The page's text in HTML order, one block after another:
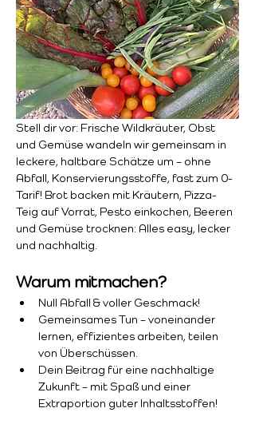
Stell dir vor: Frische Wildkräuter, Obst
und Gemüse wandeln wir gemeinsam in
leckere, haltbare Schätze um – ohne
Abfall, Konservierungsstoffe, fast zum 0-
Tarif! Brot backen mit Kräutern, Pizza-
Teig auf Vorrat, Pesto einkochen, Beeren
und Gemüse trocknen: Alles easy, lecker
und nachhaltig.
Warum mitmachen?
Null Abfall & voller Geschmack!
Gemeinsames Tun – voneinander
lernen, effizientes arbeiten, teilen
von Überschüssen.
Dein Beitrag für eine nachhaltige
Zukunft – mit Spaß und einer
Extraportion guter Inhaltsstoffen!